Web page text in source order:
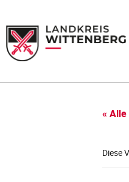
«
Diese